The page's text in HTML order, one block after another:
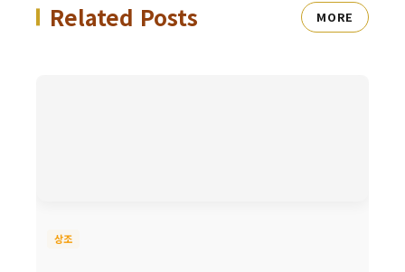
Related Posts MORE
상조